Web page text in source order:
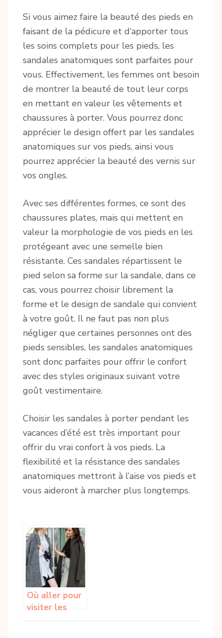
Si vous aimez faire la beauté des pieds en
faisant de la pédicure et d‘apporter tous
les soins complets pour les pieds, les
sandales anatomiques sont parfaites pour
vous. Effectivement, les femmes ont besoin
de montrer la beauté de tout leur corps
en mettant en valeur les vêtements et
chaussures à porter. Vous pourrez donc
apprécier le design offert par les sandales
anatomiques sur vos pieds, ainsi vous
pourrez apprécier la beauté des vernis sur
vos ongles.
Avec ses différentes formes, ce sont des
chaussures plates, mais qui mettent en
valeur la morphologie de vos pieds en les
protégeant avec une semelle bien
résistante. Ces sandales répartissent le
pied selon sa forme sur la sandale, dans ce
cas, vous pourrez choisir librement la
forme et le design de sandale qui convient
à votre goût. Il ne faut pas non plus
négliger que certaines personnes ont des
pieds sensibles, les sandales anatomiques
sont donc parfaites pour offrir le confort
avec des styles originaux suivant votre
goût vestimentaire.
Choisir les sandales à porter pendant les
vacances d’été est très important pour
offrir du vrai confort à vos pieds. La
flexibilité et la résistance des sandales
anatomiques mettront à l’aise vos pieds et
vous aideront à marcher plus longtemps.
Où aller pour
visiter les
grandes